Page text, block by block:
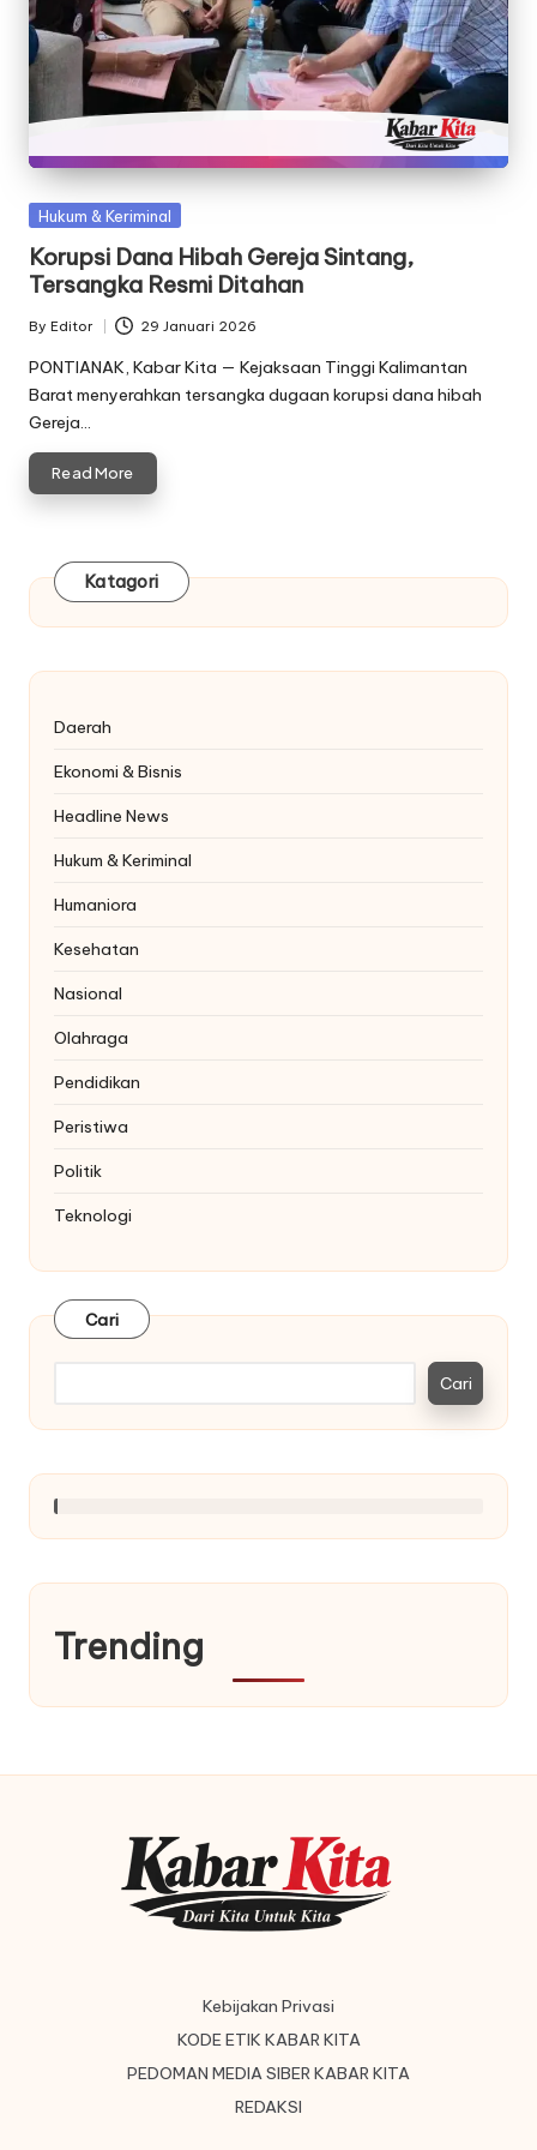
Posted
Hukum & Keriminal
Korupsi Dana Hibah Gereja Sintang,
Tersangka Resmi Ditahan
Posted
by
By Editor 29 Januari 2026
PONTIANAK, Kabar Kita — Kejaksaan Tinggi Kalimantan
Barat menyerahkan tersangka dugaan korupsi dana hibah
Gereja…
Read More
Katagori
Daerah
Ekonomi & Bisnis
Headline News
Hukum & Keriminal
Humaniora
Kesehatan
Nasional
Olahraga
Pendidikan
Peristiwa
Politik
Teknologi
Cari
Cari
Trending
Kebijakan Privasi
KODE ETIK KABAR KITA
PEDOMAN MEDIA SIBER KABAR KITA
REDAKSI